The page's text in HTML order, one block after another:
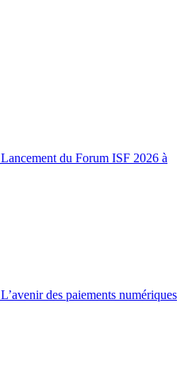
Lancement du Forum ISF 2026 à
L’avenir des paiements numériques